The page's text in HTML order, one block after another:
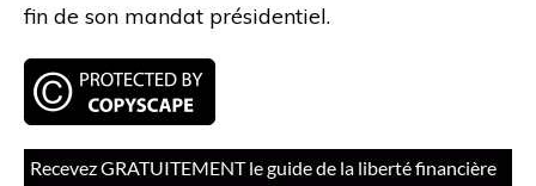
fin de son mandat présidentiel.